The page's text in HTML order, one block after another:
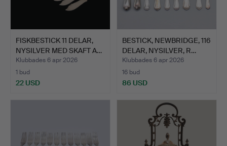
FISKBESTICK 11 DELAR,
NYSILVER MED SKAFT A…
Klubbades 6 apr 2026
1 bud
22 USD
BESTICK, NEWBRIDGE, 116
DELAR, NYSILVER, R…
Klubbades 6 apr 2026
16 bud
86 USD